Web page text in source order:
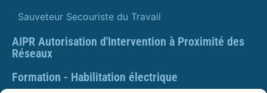
Sauveteur Secouriste du Travail
AIPR Autorisation d'Intervention à Proximité des
Réseaux
Formation - Habilitation électrique